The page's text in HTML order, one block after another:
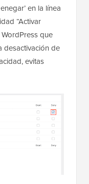
en la línea
“Activar
que
desactivación de
evitas